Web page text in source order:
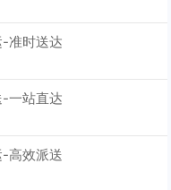
准时送达
一站直达
高效派送